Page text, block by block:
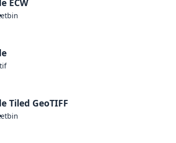
bin
tif
Tiled GeoTIFF
bin